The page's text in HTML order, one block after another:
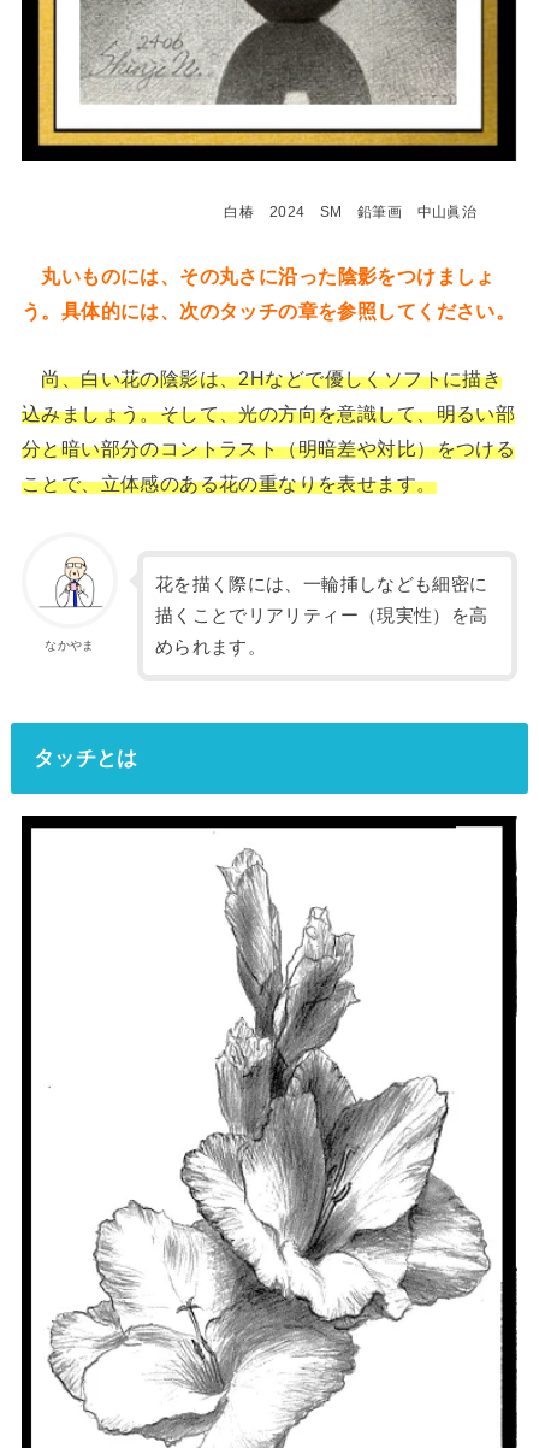
白椿 2024 SM 鉛筆画 中山眞治
丸いものには、その丸さに沿った陰影をつけましょ
う。具体的には、次のタッチの章を参照してください。
尚、白い花の陰影は、2Hなどで優しくソフトに描き
込みましょう。そして、光の方向を意識して、明るい部
分と暗い部分のコントラスト（明暗差や対比）をつける
ことで、立体感のある花の重なりを表せます。
なかやま
花を描く際には、一輪挿しなども細密に
描くことでリアリティー（現実性）を高
められます。
タッチとは